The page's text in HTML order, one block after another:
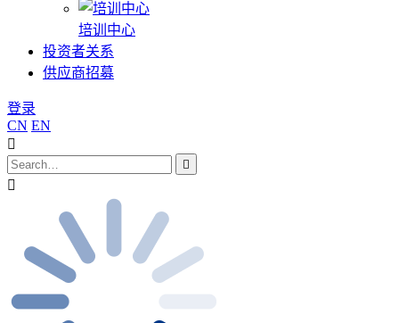
培训中心
投资者关系
供应商招募
登录
CN EN